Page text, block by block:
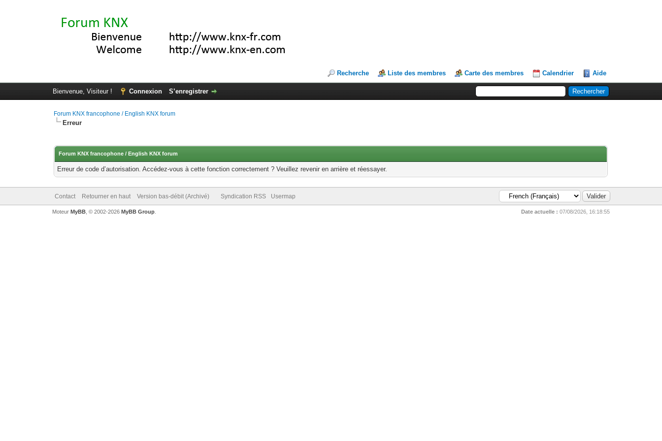
Recherche Liste des membres Carte des membres Calendrier Aide
Bienvenue, Visiteur ! Connexion S’enregistrer
Forum KNX francophone / English KNX forum
Erreur
Forum KNX francophone / English KNX forum
Erreur de code d’autorisation. Accédez-vous à cette fonction correctement ? Veuillez revenir en arrière et réessayer.
Contact Retourner en haut Version bas-débit (Archivé) Syndication RSS Usermap
Date actuelle : 07/08/2026, 16:18:55
Moteur MyBB, © 2002-2026 MyBB Group.